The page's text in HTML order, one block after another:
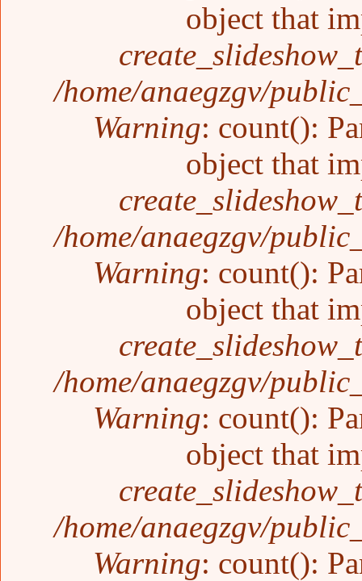
object that
/home/anaegzgv/
Warning: count():
object that
/home/anaegzgv/
Warning: count():
object that
/home/anaegzgv/
Warning: count():
object that
/home/anaegzgv/
Warning: count():